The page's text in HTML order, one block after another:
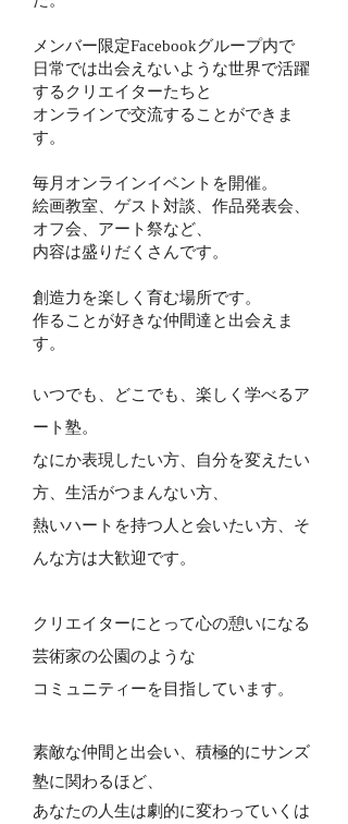
メンバー限定Facebookグループ内で
日常では出会えないような世界で活躍
するクリエイターたちと
オンラインで交流することができま
す。
毎月オンラインイベントを開催。
絵画教室、ゲスト対談、作品発表会、
オフ会、アート祭など、
内容は盛りだくさんです。
​創造力を楽しく育む場所です。
作ることが好きな仲間達と出会えま
す。​​
いつでも、どこでも、楽しく学べるア
ート塾。
なにか表現したい方、自分を変えたい
方、生活がつまんない方、
熱いハートを持つ人と会いたい方、そ
んな方は大歓迎です。
クリエイターにとって心の憩いになる
芸術家の公園のような
コミュニティーを目指しています。
素敵な仲間と出会い、積極的にサンズ
塾に関わるほど、
あなたの人生は劇的に変わっていくは